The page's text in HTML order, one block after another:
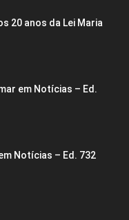
20 anos da Lei Maria
em Notícias – Ed.
Notícias – Ed. 732